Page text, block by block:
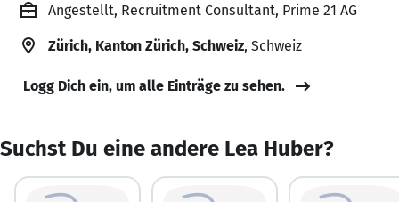
Angestellt, Recruitment Consultant, Prime 21 AG
Zürich, Kanton Zürich, Schweiz, Schweiz
Logg Dich ein, um alle Einträge zu sehen.
Suchst Du eine andere Lea Huber?